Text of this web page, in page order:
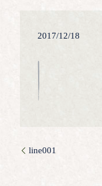
2017/12/18
line001